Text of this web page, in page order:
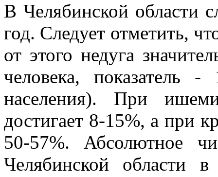
В Челябинской области
год. Следует отметить,
от этого недуга
человека, показатель
населения). При
достигает 8-15%, а при
50-57%. Абсолютное
Челябинской области